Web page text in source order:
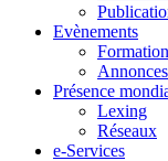
Evènements
Présence
Lexing
Réseaux
e-Services